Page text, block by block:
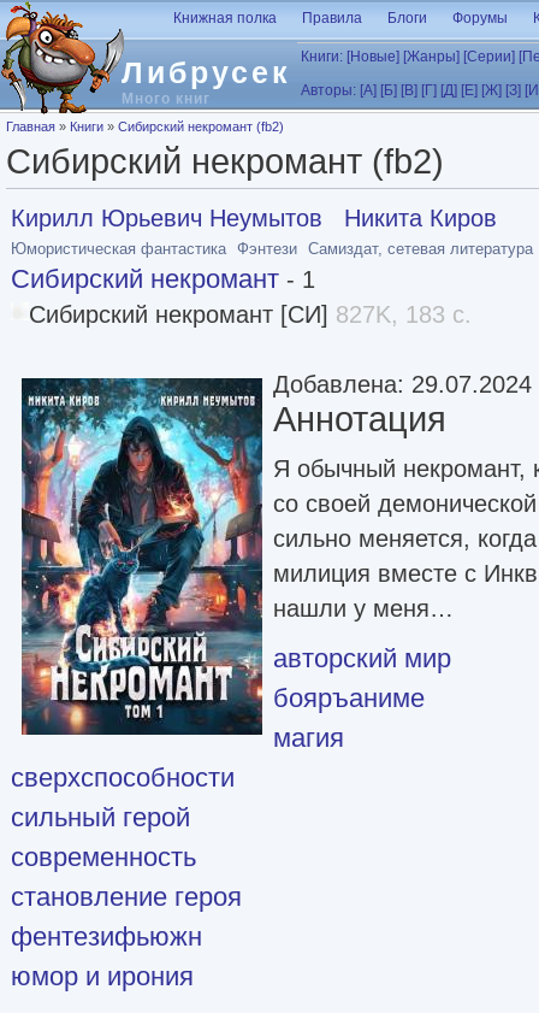
Перейти к основному содержанию
Либрусек
Много книг
Книжная полка Правила Блоги Форумы
Книги: [Новые] [Жанры] [Серии]
Авторы: [А] [Б] [В] [Г] [Д] [Е] [Ж] [З]
Вы здесь
Главная » Книги » Сибирский некромант (fb2)
Сибирский некромант (fb2)
Кирилл Юрьевич Неумытов Никита Киров
Юмористическая фантастика Фэнтези Самиздат, сетевая литература
Сибирский некромант - 1
Сибирский некромант [СИ] 827K, 183 с.
Добавлена: 29.07.2024
Аннотация
Я обычный некромант,
со своей
сильно меняется,
милиция вместе с
нашли у меня…
авторский мир
бояръаниме
магия
сверхспособности
сильный герой
современность
становление героя
фентезифьюжн
юмор и ирония